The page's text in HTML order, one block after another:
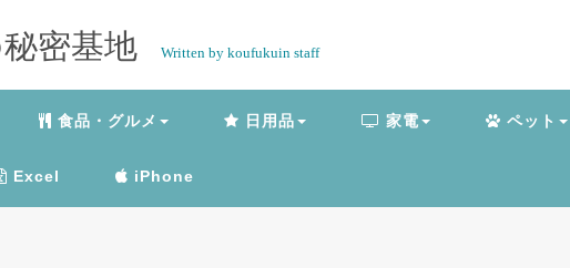
密基地 Written by koufukuin staff
食品・グルメ 日用品 家電 ペット
Excel iPhone